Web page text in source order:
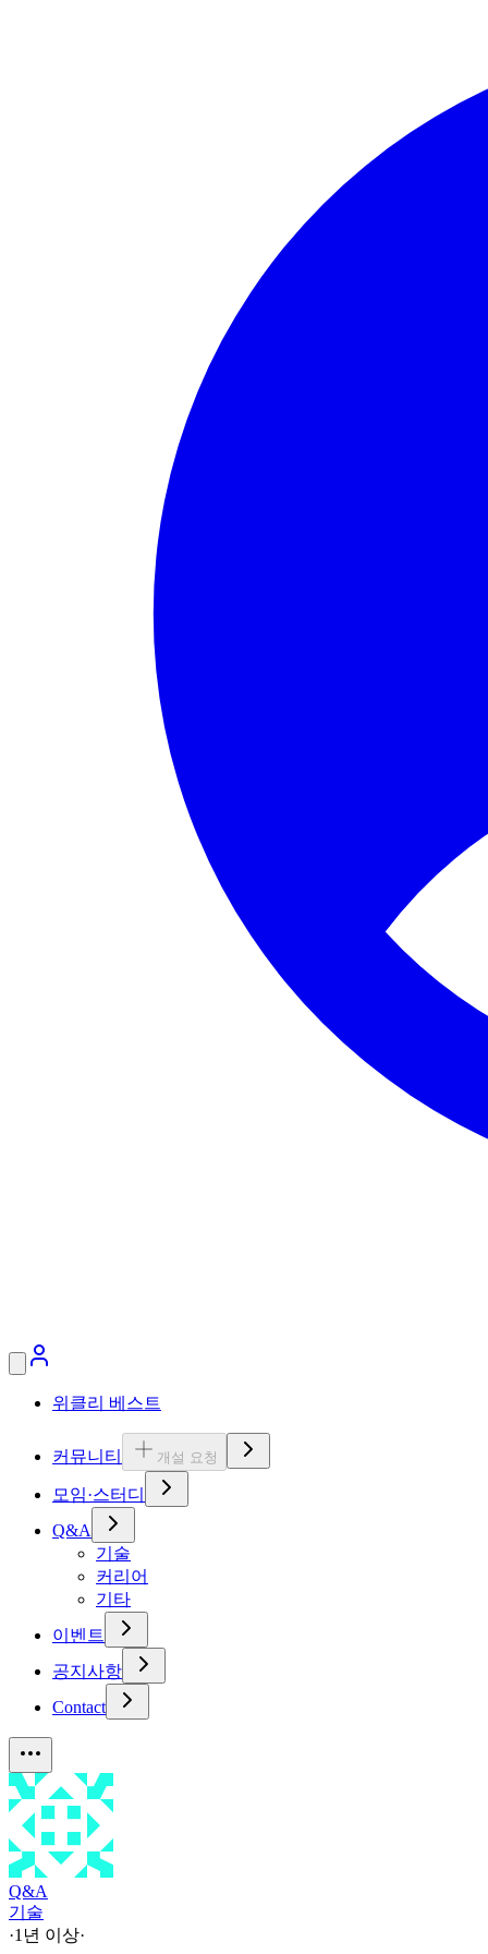
위클리 베스트
커뮤니티 개설 요청
모임·스터디
Q&A
기술
커리어
기타
이벤트
공지사항
Contact
Q&A
기술
·1년 이상·